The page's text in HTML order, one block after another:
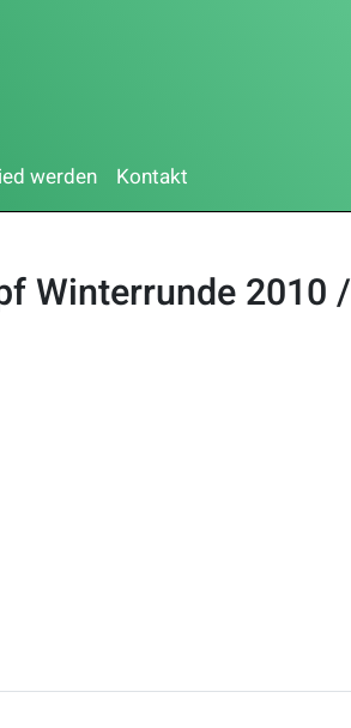
werden Kontakt
Winterrunde 2010 /